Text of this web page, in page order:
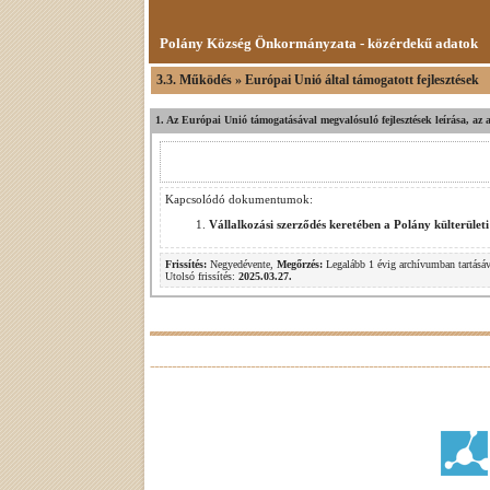
Polány Község Önkormányzata - közérdekű adatok
3.3. Működés » Európai Unió által támogatott fejlesztések
1. Az Európai Unió támogatásával megvalósuló fejlesztések leírása, az
Kapcsolódó dokumentumok:
Vállalkozási szerződés keretében a Polány
Frissítés: Negyedévente, Megőrzés: Legalább 1 évig archívumban
Utolsó frissítés: 2025.03.27.